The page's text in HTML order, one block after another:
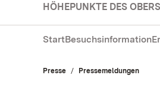
HÖHEPUNKTE DES
StartBesuchsinformation
Presse Pressemeldungen